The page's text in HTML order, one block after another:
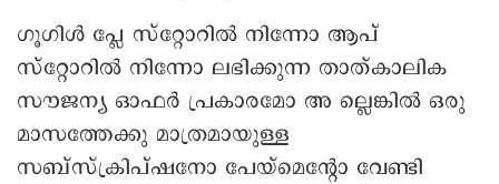
ഗൂഗിള്‍ പ്ലേ സ്റ്റോറില്‍ നിന്നോ ആപ്
സ്റ്റോറില്‍ നിന്നോ ലഭിക്കുന്ന താത്കാലിക
സൗജന്യ ഓഫർ പ്രകാരമോ അ ല്ലെങ്കില്‍ ഒരു
മാസത്തേക്കു മാത്രമായുള്ള
സബ്സ്ക്രിപ്ഷനോ പേയ്മെന്റോ വേണ്ടി